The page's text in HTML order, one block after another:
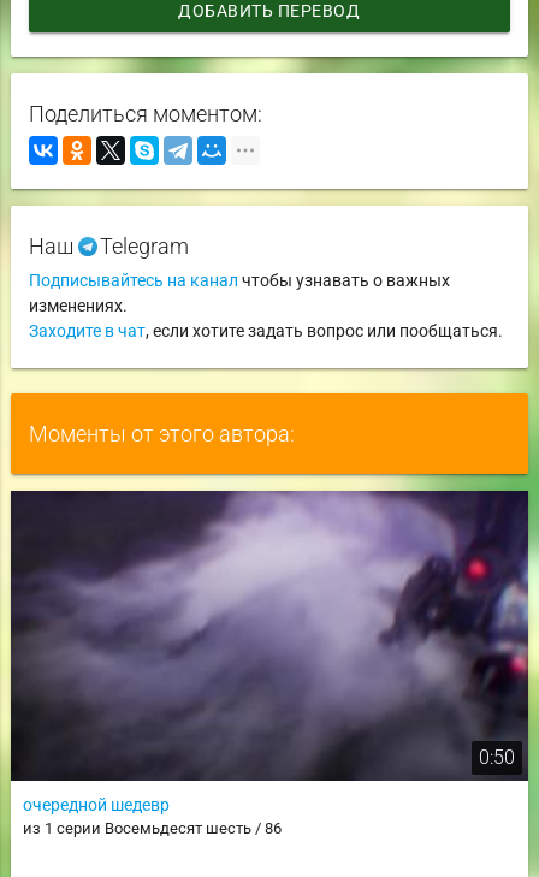
ДОБАВИТЬ ПЕРЕВОД
Поделиться моментом:
Наш Telegram
Подписывайтесь на канал чтобы узнавать о важных
изменениях.
Заходите в чат, если хотите задать вопрос или пообщаться.
Моменты от этого автора:
0:50
очередной шедевр
из 1 серии Восемьдесят шесть / 86